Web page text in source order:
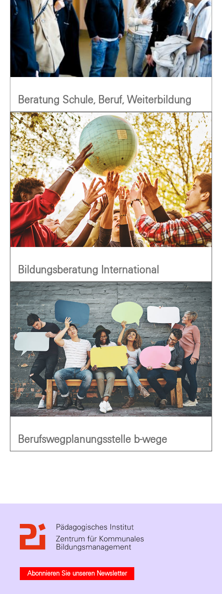
Beratung Schule, Beruf, Weiterbildung
Bildungsberatung International
Berufswegplanungsstelle b-wege
Abonnieren Sie unseren Newsletter